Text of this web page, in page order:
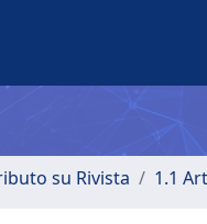
su Rivista 1.1